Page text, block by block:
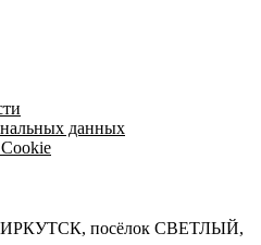
данных
ИРКУТСК, посёлок СВЕТЛЫЙ,